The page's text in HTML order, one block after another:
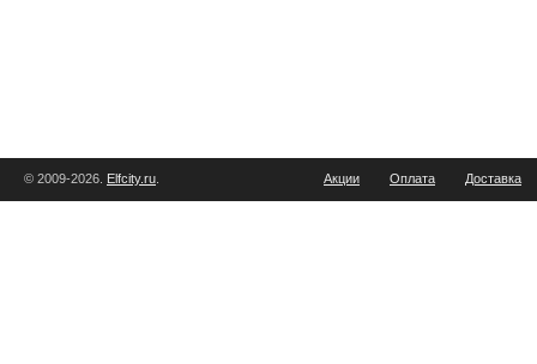
© 2009-2026. Elfcity.ru Акции Оплата Доставка